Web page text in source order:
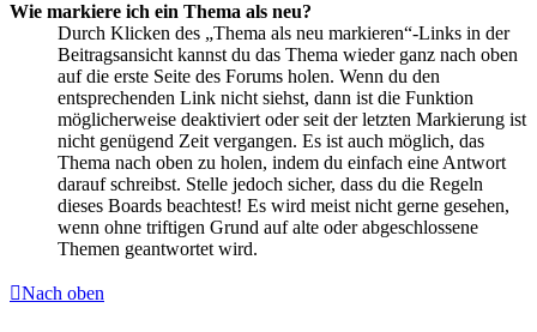
Wie markiere ich ein Thema als neu?
Durch Klicken des „Thema als neu markieren“-Links in der
Beitragsansicht kannst du das Thema wieder ganz nach oben
auf die erste Seite des Forums holen. Wenn du den
entsprechenden Link nicht siehst, dann ist die Funktion
möglicherweise deaktiviert oder seit der letzten Markierung ist
nicht genügend Zeit vergangen. Es ist auch möglich, das
Thema nach oben zu holen, indem du einfach eine Antwort
darauf schreibst. Stelle jedoch sicher, dass du die Regeln
dieses Boards beachtest! Es wird meist nicht gerne gesehen,
wenn ohne triftigen Grund auf alte oder abgeschlossene
Themen geantwortet wird.
Nach oben